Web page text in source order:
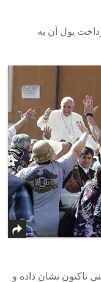
پول آن به
۷۶ ساله آرژانتینی تاکنون نشان داده و